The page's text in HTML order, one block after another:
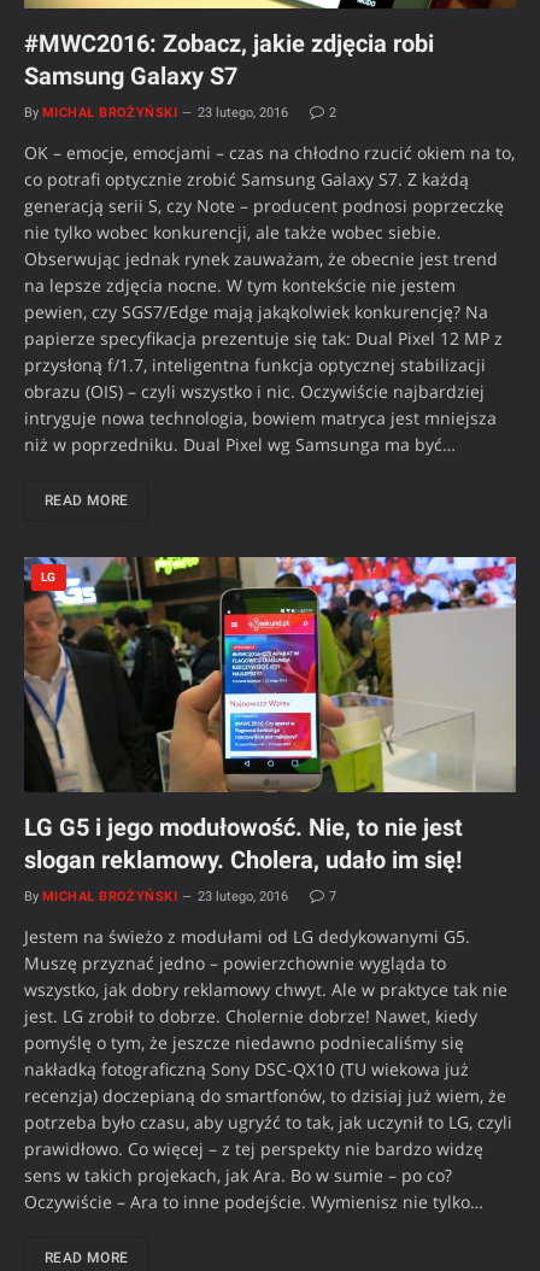
#MWC2016: Zobacz, jakie zdjęcia robi
Samsung Galaxy S7
By MICHAŁ BROŻYŃSKI 23 lutego, 2016 2
OK – emocje, emocjami – czas na chłodno rzucić okiem na to,
co potrafi optycznie zrobić Samsung Galaxy S7. Z każdą
generacją serii S, czy Note – producent podnosi poprzeczkę
nie tylko wobec konkurencji, ale także wobec siebie.
Obserwując jednak rynek zauważam, że obecnie jest trend
na lepsze zdjęcia nocne. W tym kontekście nie jestem
pewien, czy SGS7/Edge mają jakąkolwiek konkurencję? Na
papierze specyfikacja prezentuje się tak: Dual Pixel 12 MP z
przysłoną f/1.7, inteligentna funkcja optycznej stabilizacji
obrazu (OIS) – czyli wszystko i nic. Oczywiście najbardziej
intryguje nowa technologia, bowiem matryca jest mniejsza
niż w poprzedniku. Dual Pixel wg Samsunga ma być…
READ MORE
LG
LG G5 i jego modułowość. Nie, to nie jest
slogan reklamowy. Cholera, udało im się!
By MICHAŁ BROŻYŃSKI 23 lutego, 2016 7
Jestem na świeżo z modułami od LG dedykowanymi G5.
Muszę przyznać jedno – powierzchownie wygląda to
wszystko, jak dobry reklamowy chwyt. Ale w praktyce tak nie
jest. LG zrobił to dobrze. Cholernie dobrze! Nawet, kiedy
pomyślę o tym, że jeszcze niedawno podniecaliśmy się
nakładką fotograficzną Sony DSC-QX10 (TU wiekowa już
recenzja) doczepianą do smartfonów, to dzisiaj już wiem, że
potrzeba było czasu, aby ugryźć to tak, jak uczynił to LG, czyli
prawidłowo. Co więcej – z tej perspekty nie bardzo widzę
sens w takich projekach, jak Ara. Bo w sumie – po co?
Oczywiście – Ara to inne podejście. Wymienisz nie tylko…
READ MORE